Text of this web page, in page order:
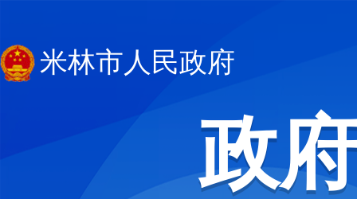
米林市人民政府
政